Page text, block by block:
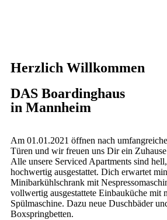
Herzlich Willkommen
DAS Boardinghaus
in Mannheim
Am 01.01.2021 öffnen nach
Türen und wir freuen uns Dir ein
Alle unsere Serviced Apartments sind
hochwertig ausgestattet. Dich erwartet
Minibarkühlschrank mit
vollwertig ausgestattete Einbauküche mit
Spülmaschine. Dazu neue Duschbäder
Boxspringbetten.